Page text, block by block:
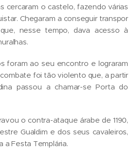
cercaram o castelo, fazendo várias
Chegaram a conseguir transpor
nesse tempo, dava acesso à
foram ao seu encontro e lograram
foi tão violento que, a partir
passou a chamar-se Porta do
o contra-ataque árabe de 1190,
Gualdim e dos seus cavaleiros,
a Festa Templária.